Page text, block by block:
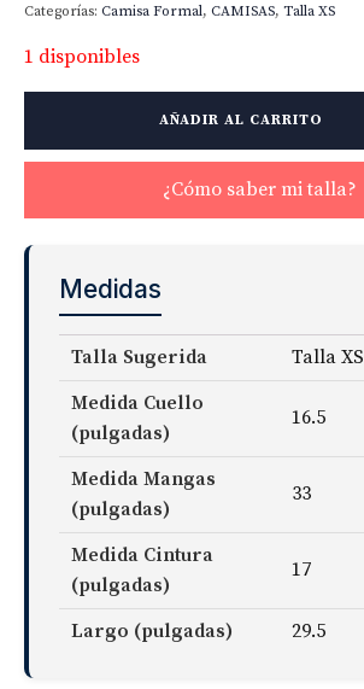
Categorías: Camisa Formal, CAMISAS, Talla XS
1 disponibles
Border
AÑADIR AL CARRITO
¿Cómo saber mi talla?
Medidas
Talla Sugerida
Talla XS
Medida Cuello
(pulgadas)
16.5
Medida Mangas
(pulgadas)
33
Medida Cintura
(pulgadas)
17
Largo (pulgadas) 29.5